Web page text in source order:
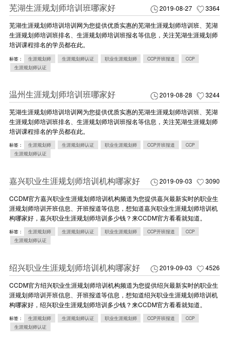
2019-08-27 3364
芜湖生涯规划师培训班哪家好
芜湖生涯规划师培训培训网为您提供优质实惠的芜湖生涯规划师培训班、芜湖
生涯规划师培训班排名、生涯规划师培训班报名等信息，关注芜湖生涯规划师
培训课程排名的学员都在此。
标签： 生涯规划师 生涯规划师认证 职业生涯规划师 CCP开班报道
CCP
生涯规划师认证
2019-08-28 3244
温州生涯规划师培训班哪家好
芜湖生涯规划师培训培训网为您提供优质实惠的芜湖生涯规划师培训班、芜湖
生涯规划师培训班排名、生涯规划师培训班报名等信息，关注芜湖生涯规划师
培训课程排名的学员都在此。
标签： 生涯规划师 生涯规划师认证 职业生涯规划师 CCP开班报道
CCP
生涯规划师认证
2019-09-03 3090
嘉兴职业生涯规划师培训机构哪家好
CCDM官方嘉兴职业生涯规划师培训机构频道为您提供嘉兴最新实时的职业生
涯规划师培训开班信息、开班报道等信息，想知道嘉兴职业生涯规划师培训机
构哪家好，嘉兴职业生涯规划师培训多少钱？来CCDM官方看看就知道。
标签： 生涯规划师 生涯规划师认证 职业生涯规划师 CCP开班报道
CCP
生涯规划师认证
2019-09-03 4526
绍兴职业生涯规划师培训机构哪家好
CCDM官方绍兴职业生涯规划师培训机构频道为您提供绍兴最新实时的职业生
涯规划师培训开班信息、开班报道等信息，想知道绍兴职业生涯规划师培训机
构哪家好，绍兴职业生涯规划师培训多少钱？来CCDM官方看看就知道。
标签： 生涯规划师 生涯规划师认证 职业生涯规划师 CCP开班报道
CCP
生涯规划师认证